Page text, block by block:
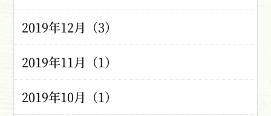
2019年12月（3）
2019年11月（1）
2019年10月（1）